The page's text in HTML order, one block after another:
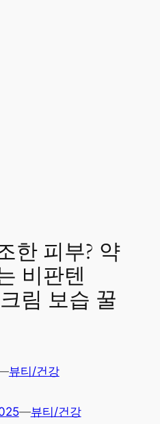
한 피부? 약
비판텐
림 보습 꿀
뷰티/건강
—뷰티/건강